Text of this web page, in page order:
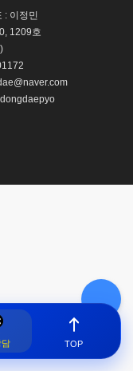
: 이정민
1209호
담 TOP